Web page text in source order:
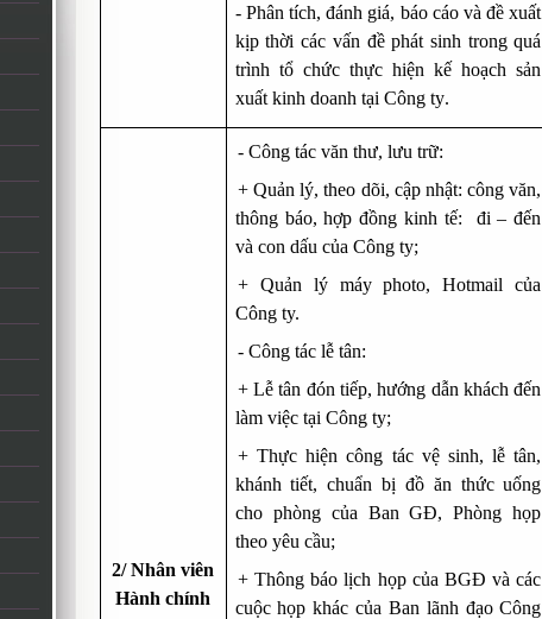
- Phân tích, đánh giá, báo cáo và đề xuất
kịp thời các vấn đề phát sinh trong quá
trình tổ chức thực hiện kế hoạch sản
xuất kinh doanh tại Công ty.
2/ Nhân viên
Hành chính
- Công tác văn thư, lưu trữ:
+ Quản lý, theo dõi, cập nhật: công văn,
thông báo, hợp đồng kinh tế: đi – đến
và con dấu của Công ty;
+ Quản lý máy photo, Hotmail của
Công ty.
- Công tác lễ tân:
+Lễ tân đón tiếp, hướng dẫn khách đến
làm việc tại Công ty;
+ Thực hiện công tác vệ sinh, lễ tân,
khánh tiết, chuẩn bị đồ ăn thức uống
cho phòng của Ban GĐ, Phòng họp
theo yêu cầu;
+ Thông báo lịch họp của BGĐ và các
cuộc họp khác của Ban lãnh đạo Công